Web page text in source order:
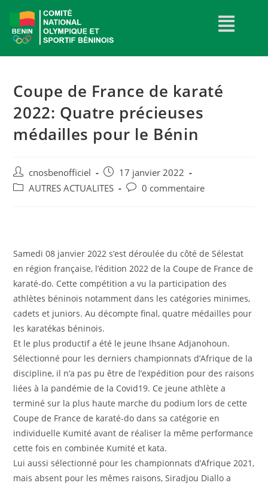
Coupe de France de karaté
2022: Quatre précieuses
médailles pour le Bénin
cnosbenofficiel
17 janvier 2022
AUTRES ACTUALITES
0 commentaire
Samedi 08 janvier 2022 s’est déroulée du côté de Sélestat
en région française, l’édition 2022 de la Coupe de France de
karaté-do. Cette compétition a vu la participation des
athlètes béninois notamment dans les catégories minimes,
cadets et juniors. Au décompte final, quatre médailles pour
les karatékas béninois.
Et le plus productif a été le jeune Ihsane Adjanohoun.
Sélectionné pour les derniers championnats d’Afrique de la
discipline, il n’a pas pu être de l’expédition pour des raisons
liées à la pandémie de la Covid19. Ce jeune athlète a
terminé sur la plus haute marche du podium lors de cette
Coupe de France de karaté-do dans sa catégorie en
individuelle Kumité avant de réaliser la même performance
cette fois en combinée Kumité et kata.
Lui aussi sélectionné pour les championnats d’Afrique 2021,
mais absent pour les mêmes raisons, Siradjou Diallo a